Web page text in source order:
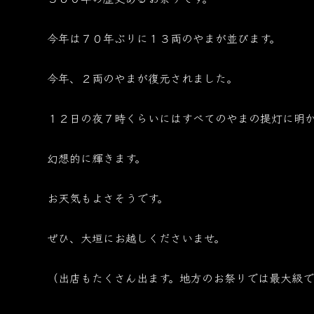
今年は７０年ぶりに１３両のやまが並びます。
今年、２両のやまが復元されました。
１２日の夜７時くらいにはすべてのやまの提灯に明
幻想的に輝きます。
お天気もよさそうです。
ぜひ、大垣にお越しくださいませ。
（出店もたくさん出ます。地方のお祭りでは最大級で